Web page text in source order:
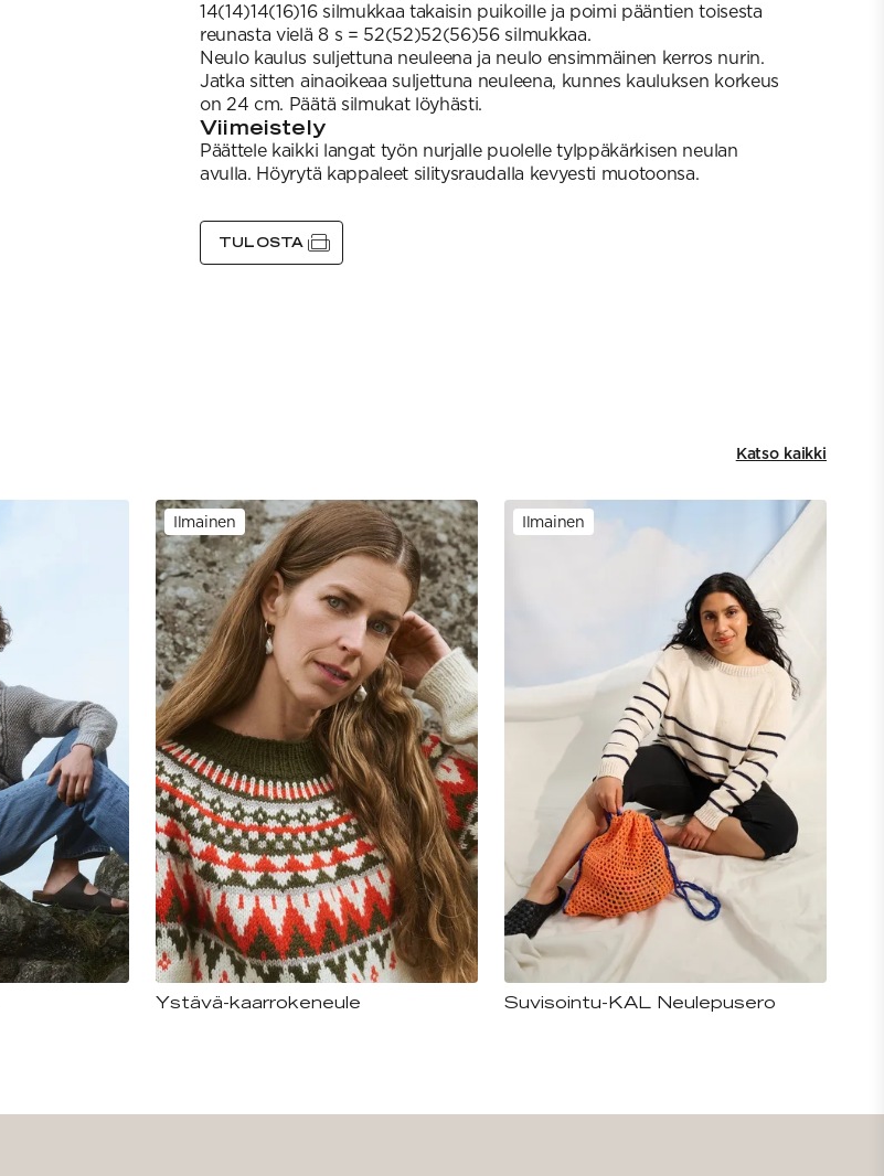
14(14)14(16)16 silmukkaa takaisin puikoille ja poimi pääntien toisesta
reunasta vielä 8 s = 52(52)52(56)56 silmukkaa.
Neulo kaulus suljettuna neuleena ja neulo ensimmäinen kerros nurin.
Jatka sitten ainaoikeaa suljettuna neuleena, kunnes kauluksen korkeus
on 24 cm. Päätä silmukat löyhästi.
Viimeistely
Päättele kaikki langat työn nurjalle puolelle tylppäkärkisen neulan
avulla. Höyrytä kappaleet silitysraudalla kevyesti muotoonsa.
TULOSTA
Katso kaikki
Ilmainen
Ystävä-kaarrokeneule
Ilmainen
Suvisointu-KAL Neulepusero